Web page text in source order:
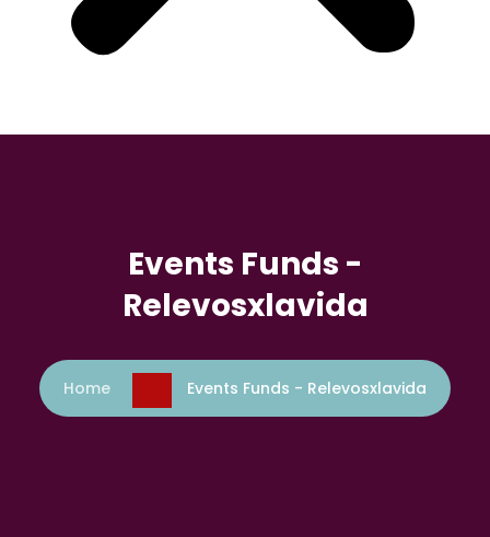
Events Funds -
Relevosxlavida
Home Events Funds - Relevosxlavida